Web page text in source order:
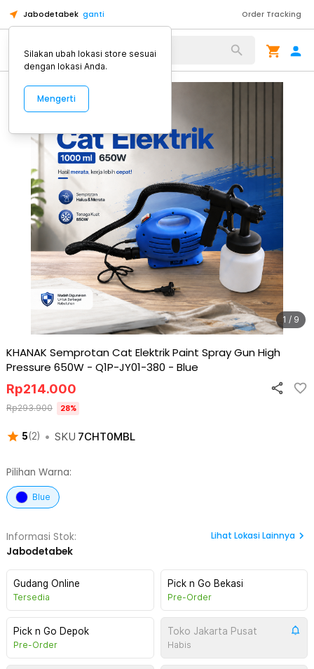
Jabodetabek ganti Order Tracking
Alat Kopi
1 / 9
KHANAK Semprotan Cat Elektrik Paint Spray Gun High
Pressure 650W - Q1P-JY01-380 - Blue
5(2) • SKU 7CHT0MBL
Rp214.000
Rp293.900 28%
Pilihan Warna:
Blue
Informasi Stok:
Jabodetabek
Lihat Lokasi Lainnya
Gudang Online
Tersedia
Pick n Go Bekasi
Pre-Order
Pick n Go Depok
Pre-Order
Toko Jakarta Pusat
Habis
Silakan ubah lokasi store sesuai
dengan lokasi Anda.
Mengerti